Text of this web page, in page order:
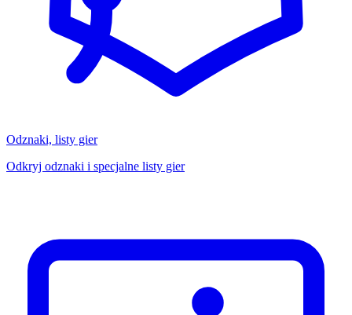
Odznaki, listy gier
Odkryj odznaki i specjalne listy gier